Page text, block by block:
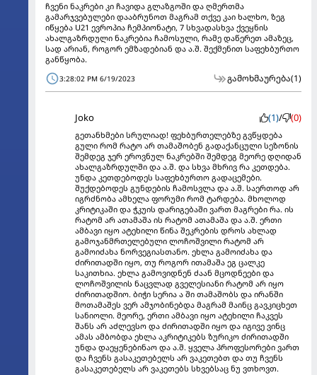
ჩვენი ნაკრები კი ჩავიდა გლაზგოში და ღმერთმა
გამარჯვებულები დააბრუნოთ მაგრამ თქვე კაი ხალხო, ზეგ
იწყება U21 ევროპია ჩემპიონატი, 7 სხვადასხვა ქვეყნის
ახალგაზრდული ნაკრებია ჩამოსული, რამე დაწერეთ ამაზეც,
სად არიან, როგორ ემზადებიან და ა.შ. შექმენით საფეხბურთო
განწყობა.
3:28:02 PM 6/19/2023 გამოხმაურება(1)
Joko (1)/ (0)
გეთანხმები სრულიად! ფეხბურთელებზე გვწყდება
გული რომ რატო არ თამაშობენ გადაქანცული სეზონის
შემდეგ ჯერ ეროვნულ ნაკრებში შემდეგ მეორე დღიდან
ახალგაზრდულში და ა.შ. და სხვა მხრივ რა კეთდება.
უნდა კეთდებოდეს საფეხბურთო გადაცემები.
შუქდებოდეს გუნდების ჩამოსვლა და ა.შ. საერთოდ არ
იგრძნობა ამხელა ფორუმი რომ ტარდება. მხოლოდ
კრიტიკაში და ჭკუის დარიგებაში ვართ მაგრები რა. ის
რატომ არ ათამაშა ის რატომ ათამაშა და ა.შ. ერთი
ამბავი იყო ატეხილი წინა შეკრების დროს ახლად
გამოჯანმრთელებული ლოჩოშვილი რატომ არ
გამოიძახა ნორვეგიასთანო. ეხლა გამოიძახა და
ძირითადში იყო, თუ როგორ ითამაშა ეგ ცალკე
საკითხია. ეხლა გამოვიდნენ ძაან მცოდნეები და
ლოჩოშვილის ნაცვლად გველესიანი რატომ არ იყო
ძირითადშიო. ბიჭი სერია ა ში თამაშობს და ირანში
მოთამაშეს ვერ ამჯობინებდა მაგრამ მაინც გავკიცხეთ
სანიოლი. მეორე, ერთი ამბავი იყო ატეხილი ჩაკვეს
შანს არ აძლევსო და ძირითადში იყო და იგივე ვინც
ამას ამბობდა ეხლა აკრიტიკებს ზურიკო ძირითადში
უნდა დაეყენებინაო და ა.შ. ყველა პროფესორები ვართ
და ჩვენს გასაკეთებელს არ ვაკეთებთ და თუ ჩვენს
გასაკეთებელს არ ვაკეთებს სხვებსაც ნუ ვთხოვთ.